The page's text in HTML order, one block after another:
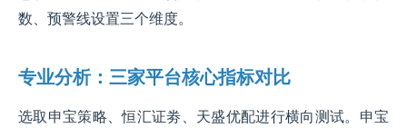
数、预警线设置三个维度。
专业分析：三家平台核心指标对比
选取申宝策略、恒汇证劵、天盛优配进行横向测试。申宝